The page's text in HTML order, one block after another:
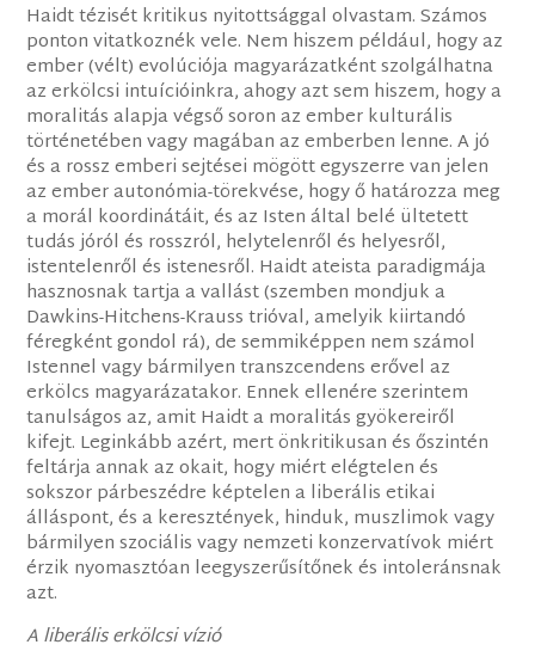
Haidt tézisét kritikus nyitottsággal olvastam. Számos
ponton vitatkoznék vele. Nem hiszem például, hogy az
ember (vélt) evolúciója magyarázatként szolgálhatna
az erkölcsi intuícióinkra, ahogy azt sem hiszem, hogy a
moralitás alapja végső soron az ember kulturális
történetében vagy magában az emberben lenne. A jó
és a rossz emberi sejtései mögött egyszerre van jelen
az ember autonómia-törekvése, hogy ő határozza meg
a morál koordinátáit, és az Isten által belé ültetett
tudás jóról és rosszról, helytelenről és helyesről,
istentelenről és istenesről. Haidt ateista paradigmája
hasznosnak tartja a vallást (szemben mondjuk a
Dawkins-Hitchens-Krauss trióval, amelyik kiirtandó
féregként gondol rá), de semmiképpen nem számol
Istennel vagy bármilyen transzcendens erővel az
erkölcs magyarázatakor. Ennek ellenére szerintem
tanulságos az, amit Haidt a moralitás gyökereiről
kifejt. Leginkább azért, mert önkritikusan és őszintén
feltárja annak az okait, hogy miért elégtelen és
sokszor párbeszédre képtelen a liberális etikai
álláspont, és a keresztények, hinduk, muszlimok vagy
bármilyen szociális vagy nemzeti konzervatívok miért
érzik nyomasztóan leegyszerűsítőnek és intoleránsnak
azt.
A liberális erkölcsi vízió